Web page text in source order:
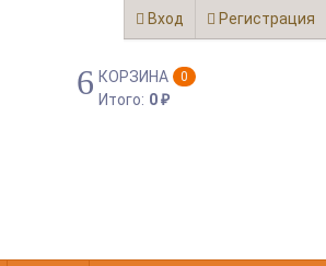
Вход Регистрация
КОРЗИНА 0
Итого: 0₽